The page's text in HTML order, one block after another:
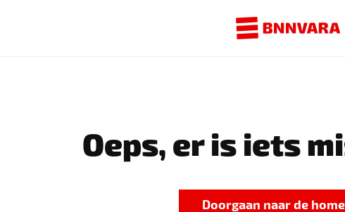
Oeps, er is iets
Doorgaan naar de